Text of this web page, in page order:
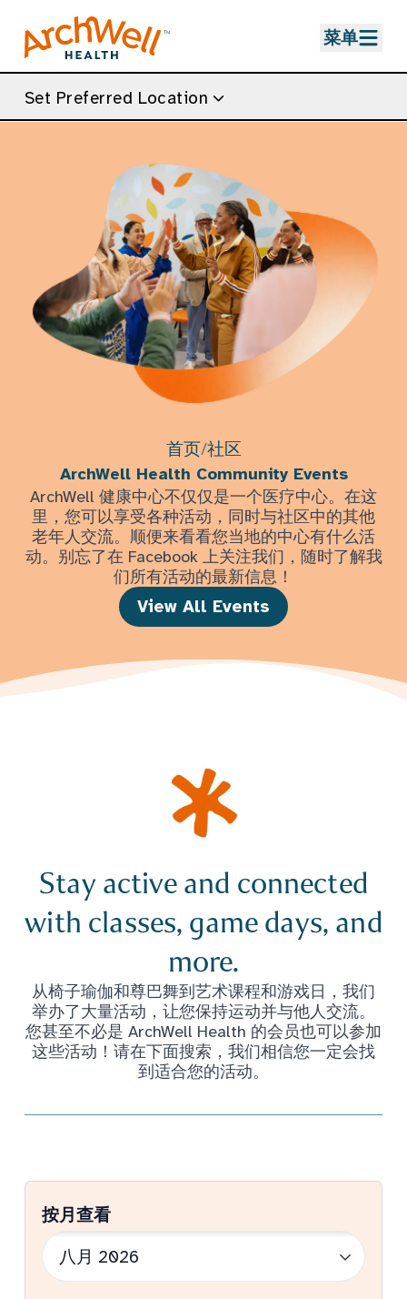
菜单
Set Preferred Location
首页/社区
ArchWell Health Community Events
ArchWell 健康中心不仅仅是一个医疗中心。在这
里，您可以享受各种活动，同时与社区中的其他
老年人交流。顺便来看看您当地的中心有什么活
动。别忘了在 Facebook 上关注我们，随时了解我
们所有活动的最新信息！
View All Events
Stay active and connected
with classes, game days, and
more.
从椅子瑜伽和尊巴舞到艺术课程和游戏日，我们
举办了大量活动，让您保持运动并与他人交流。
您甚至不必是 ArchWell Health 的会员也可以参加
这些活动！请在下面搜索，我们相信您一定会找
到适合您的活动。
按月查看